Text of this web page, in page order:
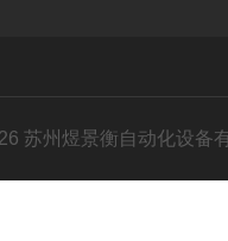
苏州煜景衡自动化设